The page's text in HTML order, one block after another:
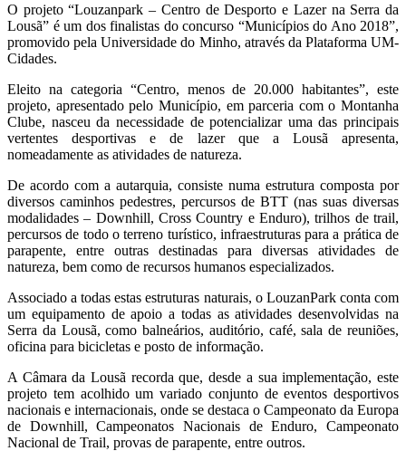
O projeto “Louzanpark – Centro de Desporto e Lazer na Serra da
Lousã” é um dos finalistas do concurso “Municípios do Ano 2018”,
promovido pela Universidade do Minho, através da Plataforma UM-
Cidades.
Eleito na categoria “Centro, menos de 20.000 habitantes”, este
projeto, apresentado pelo Município, em parceria com o Montanha
Clube, nasceu da necessidade de potencializar uma das principais
vertentes desportivas e de lazer que a Lousã apresenta,
nomeadamente as atividades de natureza.
De acordo com a autarquia, consiste numa estrutura composta por
diversos caminhos pedestres, percursos de BTT (nas suas diversas
modalidades – Downhill, Cross Country e Enduro), trilhos de trail,
percursos de todo o terreno turístico, infraestruturas para a prática de
parapente, entre outras destinadas para diversas atividades de
natureza, bem como de recursos humanos especializados.
Associado a todas estas estruturas naturais, o LouzanPark conta com
um equipamento de apoio a todas as atividades desenvolvidas na
Serra da Lousã, como balneários, auditório, café, sala de reuniões,
oficina para bicicletas e posto de informação.
A Câmara da Lousã recorda que, desde a sua implementação, este
projeto tem acolhido um variado conjunto de eventos desportivos
nacionais e internacionais, onde se destaca o Campeonato da Europa
de Downhill, Campeonatos Nacionais de Enduro, Campeonato
Nacional de Trail, provas de parapente, entre outros.